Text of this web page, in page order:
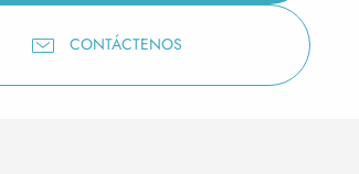
CONTÁCTENOS